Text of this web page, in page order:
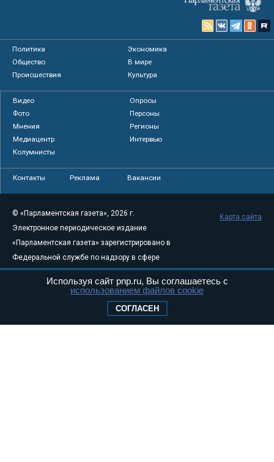
Политика
Экономика
Общество
В мире
Происшествия
Культура
Видео
Опросы
Фото
Персоны
Мнения
Регионы
Медиацентр
Интервью
Колумнисты
Контакты Реклама Вакансии
© «Парламентская газета», 2026 г.
Электронное периодическое издание
«Парламентская газета» зарегистрировано в
Федеральной службе по надзору в сфере
связи, информационных технологий и
массовых коммуникаций (Роскомнадзор) 05
Свидетельство о регистрации Эл № ФС77-
Карта сайта
Используя сайт pnp.ru, Вы соглашаетесь с
использованием файлов cookie
СОГЛАСЕН